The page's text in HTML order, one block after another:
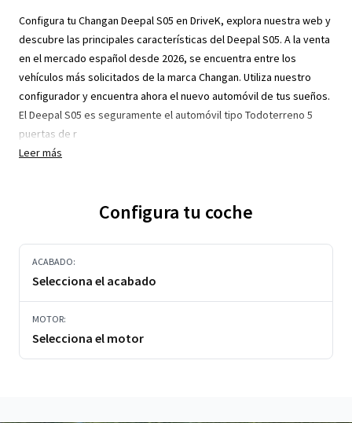
Configura tu Changan Deepal S05 en DriveK, explora nuestra web y
descubre las principales características del Deepal S05. A la venta
en el mercado español desde 2026, se encuentra entre los
vehículos más solicitados de la marca Changan. Utiliza nuestro
configurador y encuentra ahora el nuevo automóvil de tus sueños.
El Deepal S05 es seguramente el automóvil tipo Todoterreno 5
puertas de r
Leer más
Configura tu coche
ACABADO:
Selecciona el acabado
MOTOR:
Selecciona el motor